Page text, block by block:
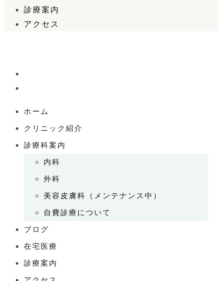
診療案内
アクセス
ホーム
クリニック紹介
診療科案内
内科
外科
美容皮膚科（メンテナンス中）
自費診療について
ブログ
在宅医療
診療案内